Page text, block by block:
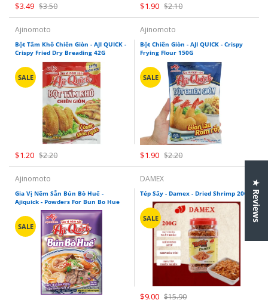
Vietsuisse
$3.49 $3.50 $1.90 $2.10
Ajinomoto
Bột Tẩm Khô Chiên Giòn - AJI QUICK -
Crispy Fried Dry Breading 42G
SALE
$1.20 $2.20
Ajinomoto
Bột Chiên Giòn - AJI QUICK - Crispy
Frying Flour 150G
SALE
$1.90 $2.20
Ajinomoto
Gia Vị Nêm Sẵn Bún Bò Huế -
Ajiquick - Powders For Bun Bo Hue
SALE
DAMEX
Tép Sấy - Damex - Dried Shrimp 200g
SALE
$9.00 $15.90
★ Reviews